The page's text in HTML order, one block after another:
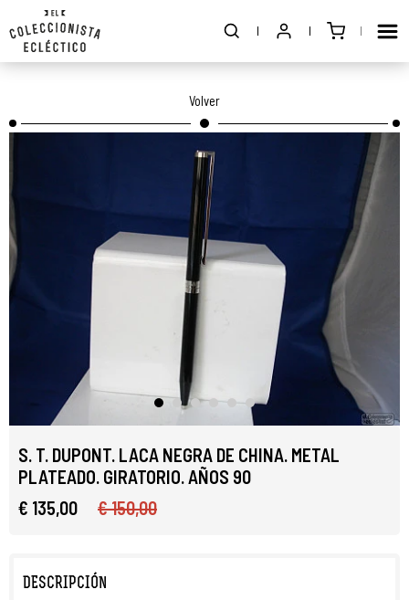
Volver
S. T. DUPONT. LACA NEGRA DE CHINA. METAL
PLATEADO. GIRATORIO. AÑOS 90
€ 135,00
€ 150,00
DESCRIPCIÓN